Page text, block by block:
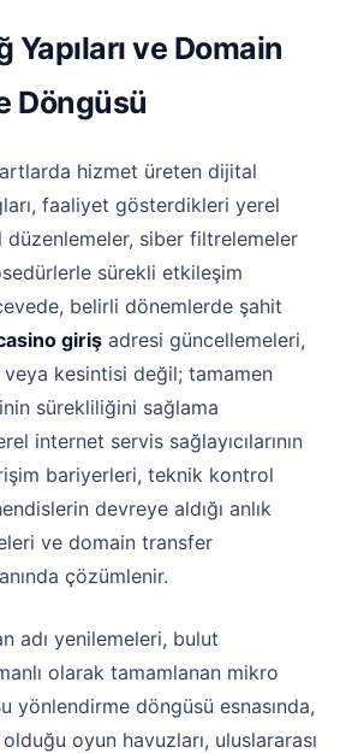
Yapıları ve Domain
Döngüsü
hizmet üreten dijital
faaliyet gösterdikleri yerel
düzenlemeler, siber filtrelemeler
sürekli etkileşim
belirli dönemlerde şahit
giriş adresi güncellemeleri,
kesintisi değil; tamamen
sürekliliğini sağlama
internet servis sağlayıcılarının
bariyerleri, teknik kontrol
devreye aldığı anlık
ve domain transfer
çözümlenir.
adı yenilemeleri, bulut
olarak tamamlanan mikro
yönlendirme döngüsü esnasında,
olduğu oyun havuzları, uluslararası